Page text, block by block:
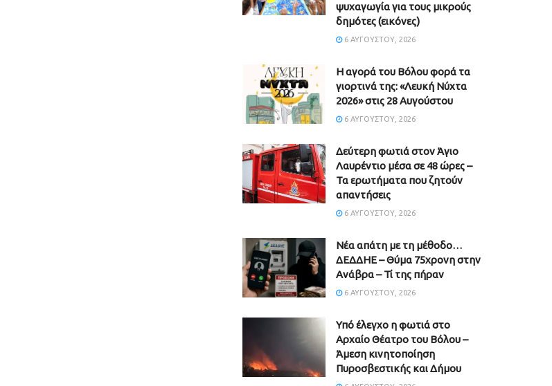
ψυχαγωγία για τους μικρούς
δημότες (εικόνες)
6 ΑΥΓΟΎΣΤΟΥ, 2026
Η αγορά του Βόλου φορά τα
γιορτινά της: «Λευκή Νύχτα
2026» στις 28 Αυγούστου
6 ΑΥΓΟΎΣΤΟΥ, 2026
Δεύτερη φωτιά στον Άγιο
Λαυρέντιο μέσα σε 48 ώρες –
Τα ερωτήματα που ζητούν
απαντήσεις
6 ΑΥΓΟΎΣΤΟΥ, 2026
Νέα απάτη με τη μέθοδο…
ΔΕΔΔΗΕ – Θύμα 75χρονη στην
Ανάβρα – Τί της πήραν
6 ΑΥΓΟΎΣΤΟΥ, 2026
Υπό έλεγχο η φωτιά στο
Αρχαίο Θέατρο του Βόλου –
Άμεση κινητοποίηση
Πυροσβεστικής και Δήμου